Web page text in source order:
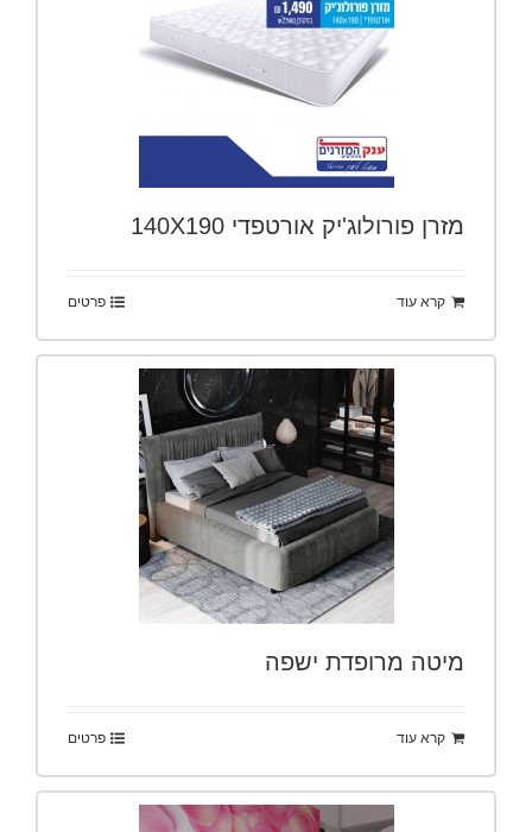
מזרן פורולוג'יק אורטפדי 140X190
קרא עוד פרטים
מיטה מרופדת ישפה
קרא עוד פרטים